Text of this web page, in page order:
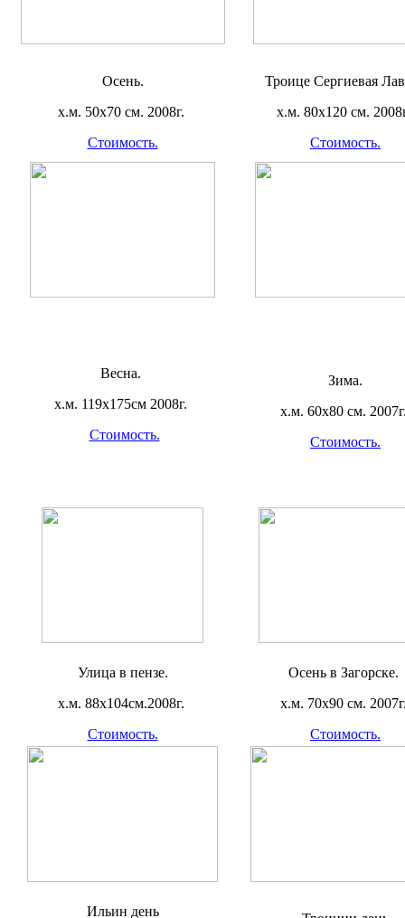
Осень.
х.м. 50х70 см. 2008г.
Стоимость.
Троице Сергиевая
х.м. 80х120 см.
Стоимость.
Весна.
х.м. 119х175см 2008г.
Стоимость.
Зима.
х.м. 60х80 см.
Стоимость.
Улица в пензе.
х.м. 88х104см.2008г.
Стоимость.
Осень в Загорске.
х.м. 70х90 см.
Стоимость.
Ильин день